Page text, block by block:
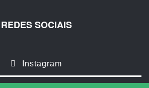
REDES SOCIAIS
Instagram